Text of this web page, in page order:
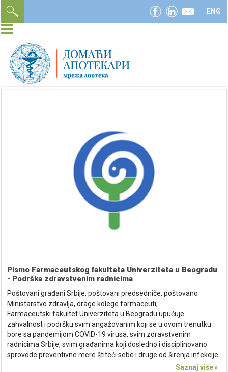
facebooklinkedin
email ENG
Pismo Farmaceutskog fakulteta Univerziteta u Beogradu
- Podrška zdravstvenim radnicima
Poštovani građani Srbije, poštovani predsedniče, poštovano
Ministarstvo zdravlja, drage kolege farmaceuti,
Farmaceutski fakultet Univerziteta u Beogradu upućuje
zahvalnost i podršku svim angažovanim koji se u ovom trenutku
bore sa pandemijom COVID-19 virusa, svim zdravstvenim
radnicima Srbije, svim građanima koji dosledno i disciplinovano
sprovode preventivne mere štiteći sebe i druge od širenja infekcije.
Saznaj više